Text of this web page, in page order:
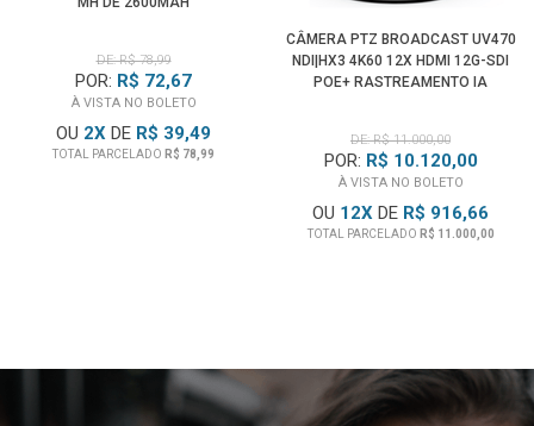
DE: R$ 78,99
POR: R$ 72,67
À VISTA NO BOLETO
OU 2X DE R$ 39,49
TOTAL PARCELADO R$ 78,99
CÂMERA PTZ BROADCAST UV470
NDI|HX3 4K60 12X HDMI 12G-SDI
POE+ RASTREAMENTO IA
DE: R$ 11.000,00
POR: R$ 10.120,00
À VISTA NO BOLETO
OU 12X DE R$ 916,66
TOTAL PARCELADO R$ 11.000,00